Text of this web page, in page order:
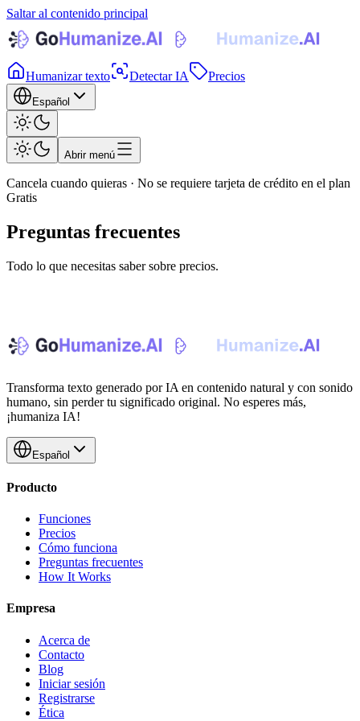
Saltar al contenido principal
Humanizar texto Detectar IA Precios
Español
Abrir menú
Cancela cuando quieras · No se requiere tarjeta de crédito en el plan
Gratis
Preguntas frecuentes
Todo lo que necesitas saber sobre precios.
Transforma texto generado por IA en contenido natural y con sonido
humano, sin perder tu significado original. No esperes más,
¡humaniza IA!
Español
Producto
Funciones
Precios
Cómo funciona
Preguntas frecuentes
How It Works
Empresa
Acerca de
Contacto
Blog
Iniciar sesión
Registrarse
Ética